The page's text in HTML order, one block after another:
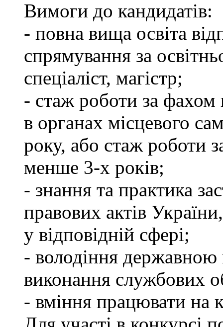
Вимоги до кандидатів:
- повна вища освіта
спрямування за
спеціаліст, магістр;
- стаж роботи за фахом
в органах місцевого
року, або стаж роботи
менше 3-х років;
- знання та практика
правових актів
у відповідній сфері;
- володіння державною
виконання службових
- вміння працювати на